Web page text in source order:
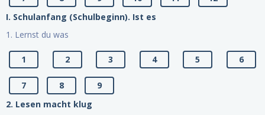
I. Schulanfang (Schulbeginn). Ist es
1. Lernst du was
1 2 3 4 5 6
7 8
9
2. Lesen macht klug